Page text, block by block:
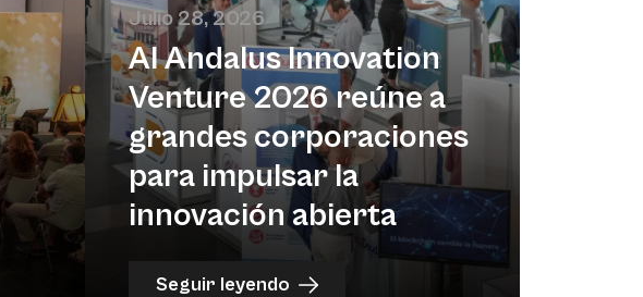
Julio 28, 2026
Al Andalus Innovation
Venture 2026 reúne a
grandes corporaciones
para impulsar la
innovación abierta
Seguir leyendo